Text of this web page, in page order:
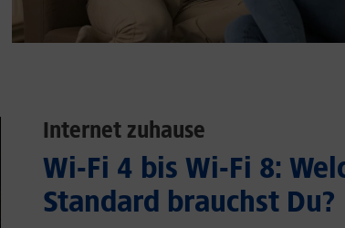
Internet zuhause
Wi-Fi 4 bis Wi-Fi 8:
Standard brauchst Du?